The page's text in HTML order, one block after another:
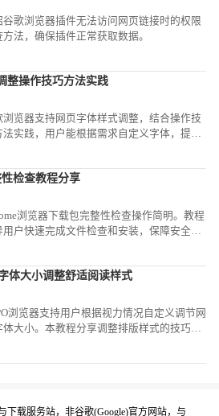
谷歌浏览器插件无法访问网页链接时的权限
方法，确保插件正常获取数据。
整操作技巧方法实践
浏览器支持网页字体样式调整，结合操作技
法实践，用户能根据需求自定义字体，提高
检查教程分享
浏览器下载包完整性检查操作简明。教程
用户快速完成文件检查和安装，保障安全，
体大小调整舒适阅读样式
浏览器支持用户根据视力情况自定义调节网
体大小。本教程分享调整排版样式的技巧，
下载服务站，非谷歌(Google)官方网站，与